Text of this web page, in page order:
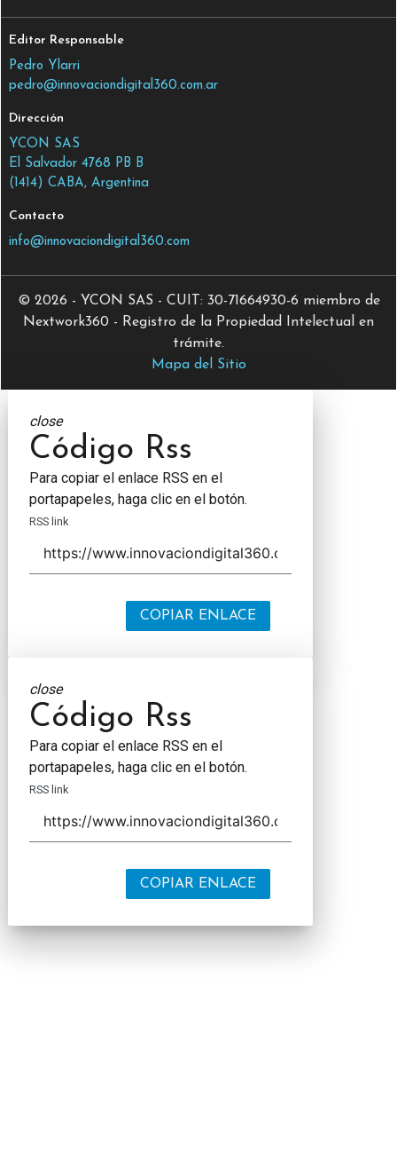
Editor Responsable
Pedro Ylarri
pedro@innovaciondigital360.com.ar
Dirección
YCON SAS
El Salvador 4768 PB B
(1414) CABA, Argentina
Contacto
info@innovaciondigital360.com
© 2026 - YCON SAS - CUIT: 30-71664930-6 miembro de
Nextwork360 - Registro de la Propiedad Intelectual en
trámite.
Mapa del Sitio
close
Código Rss
Para copiar el enlace RSS en el
portapapeles, haga clic en el botón.
RSS link
COPIAR ENLACE
close
Código Rss
Para copiar el enlace RSS en el
portapapeles, haga clic en el botón.
RSS link
COPIAR ENLACE